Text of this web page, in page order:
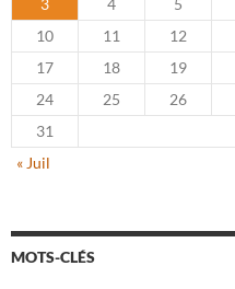
3
4 5
10
11 12
17
18 19
24
25 26
31
« Juil
MOTS-CLÉS